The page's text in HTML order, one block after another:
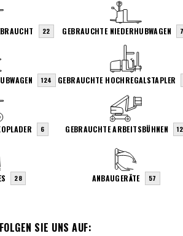
FOLGEN SIE UNS AUF:
22 GEBRAUCHTE NIEDERHUBWAGEN
124 GEBRAUCHTE HOCHREGALSTAPLER
6 GEBRAUCHTE ARBEITSBÜHNEN 12
28 ANBAUGERÄTE 57